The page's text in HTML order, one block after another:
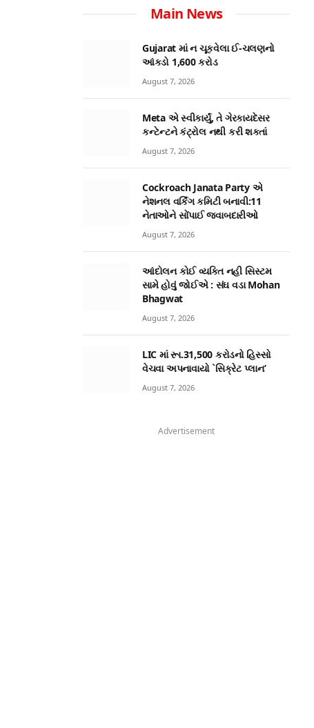
Main News
Gujarat માં ન ચૂકવેલા ઈ-ચલણનો
આંકડો 1,600 કરોડ
August 7, 2026
Meta એ સ્વીકાર્યું, તે ગેરકાયદેસર
કન્ટેન્ટને કંટ્રોલ નથી કરી શકતાં
August 7, 2026
Cockroach Janata Party એ
નેશનલ વર્કિંગ કમિટી બનાવી:11
નેતાઓને સોંપાઈ જવાબદારીઓ
August 7, 2026
આંદોલન કોઈ વ્યક્તિ નહી સિસ્ટમ
સામે હોવું જોઈએ : સંઘ વડા Mohan
Bhagwat
August 7, 2026
LIC માં રૂા.31,500 કરોડનો હિસ્સો
વેચવા અપનાવાયો `સિક્રેટ પ્લાન’
August 7, 2026
Advertisement